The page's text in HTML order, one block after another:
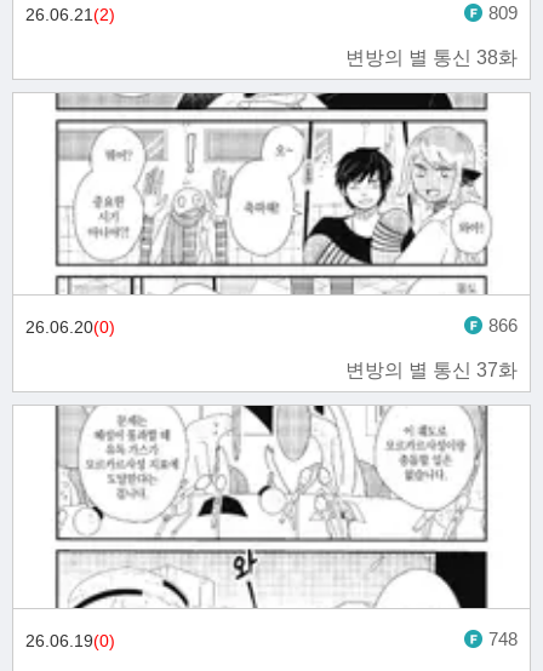
변방의 별 통신 38화
26.06.21(2) 809
변방의 별 통신 37화
26.06.20(0) 866
26.06.19(0) 748